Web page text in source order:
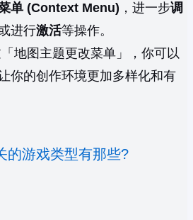
单 (Context Menu) ，进一步调
进行激活等操作。
地图主题更改菜单」，你可以
你的创作环境更加多样化和有
的游戏类型有那些?